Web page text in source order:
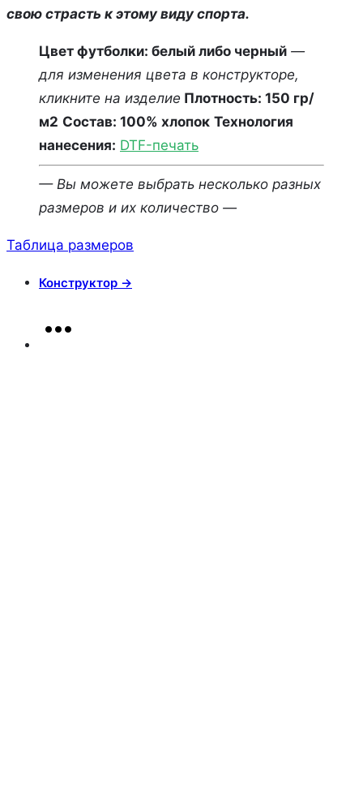
свою страсть к этому виду спорта.
Цвет футболки: белый либо черный —
для изменения цвета в конструкторе,
кликните на изделие Плотность: 150 гр/
м2 Состав: 100% хлопок Технология
нанесения: DTF-печать
— Вы можете выбрать несколько разных
размеров и их количество —
Таблица размеров
Конструктор →